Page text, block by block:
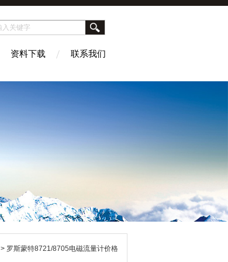
资料下载 联系我们
> 罗斯蒙特8721/8705电磁流量计价格